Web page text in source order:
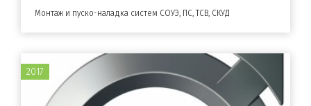
Монтаж и пуско-наладка систем СОУЭ, ПС, ТСВ, СКУД
2017